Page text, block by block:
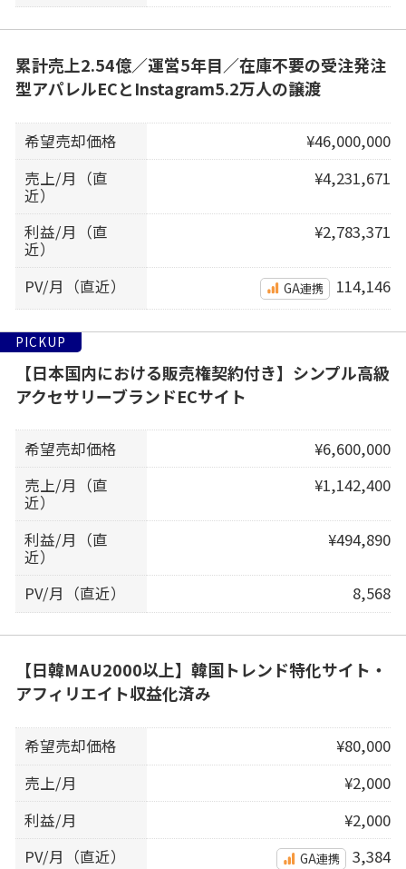
累計売上2.54億／運営5年目／在庫不要の受注発注
型アパレルECとInstagram5.2万人の譲渡
希望売却価格
¥46,000,000
売上/月（直
近）
¥4,231,671
利益/月（直
近）
¥2,783,371
PV/月（直近） GA連携 114,146
PICKUP
【日本国内における販売権契約付き】シンプル高級
アクセサリーブランドECサイト
希望売却価格
¥6,600,000
売上/月（直
近）
¥1,142,400
利益/月（直
近）
¥494,890
PV/月（直近） 8,568
【日韓MAU2000以上】韓国トレンド特化サイト・
アフィリエイト収益化済み
希望売却価格
¥80,000
売上/月
¥2,000
利益/月
¥2,000
PV/月（直近）
GA連携 3,384